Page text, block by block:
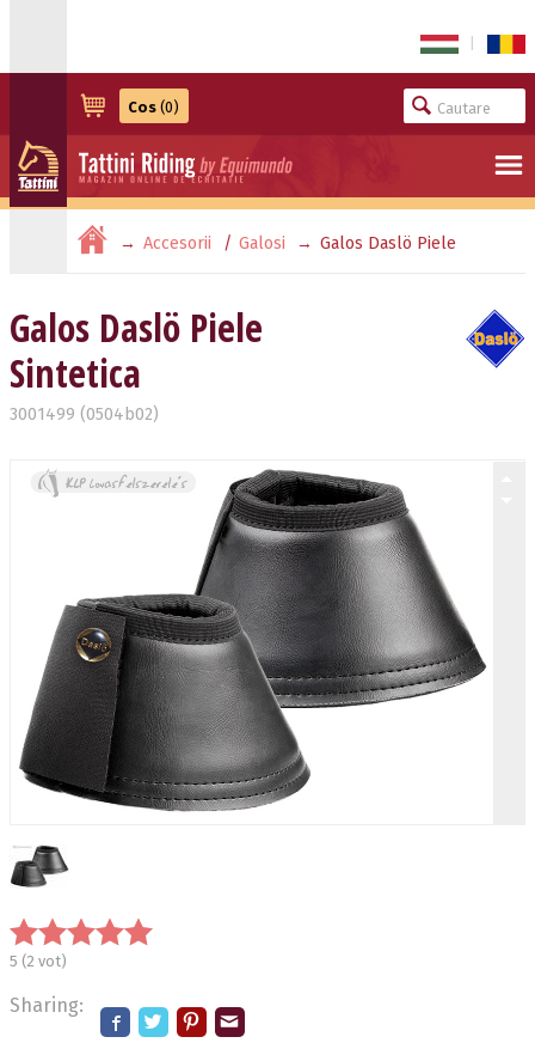
Cos (0)
Accesorii Galosi Galos Daslö Piele
Galos Daslö Piele
Sintetica
3001499 (0504b02)
5 (2 vot)
Sharing: